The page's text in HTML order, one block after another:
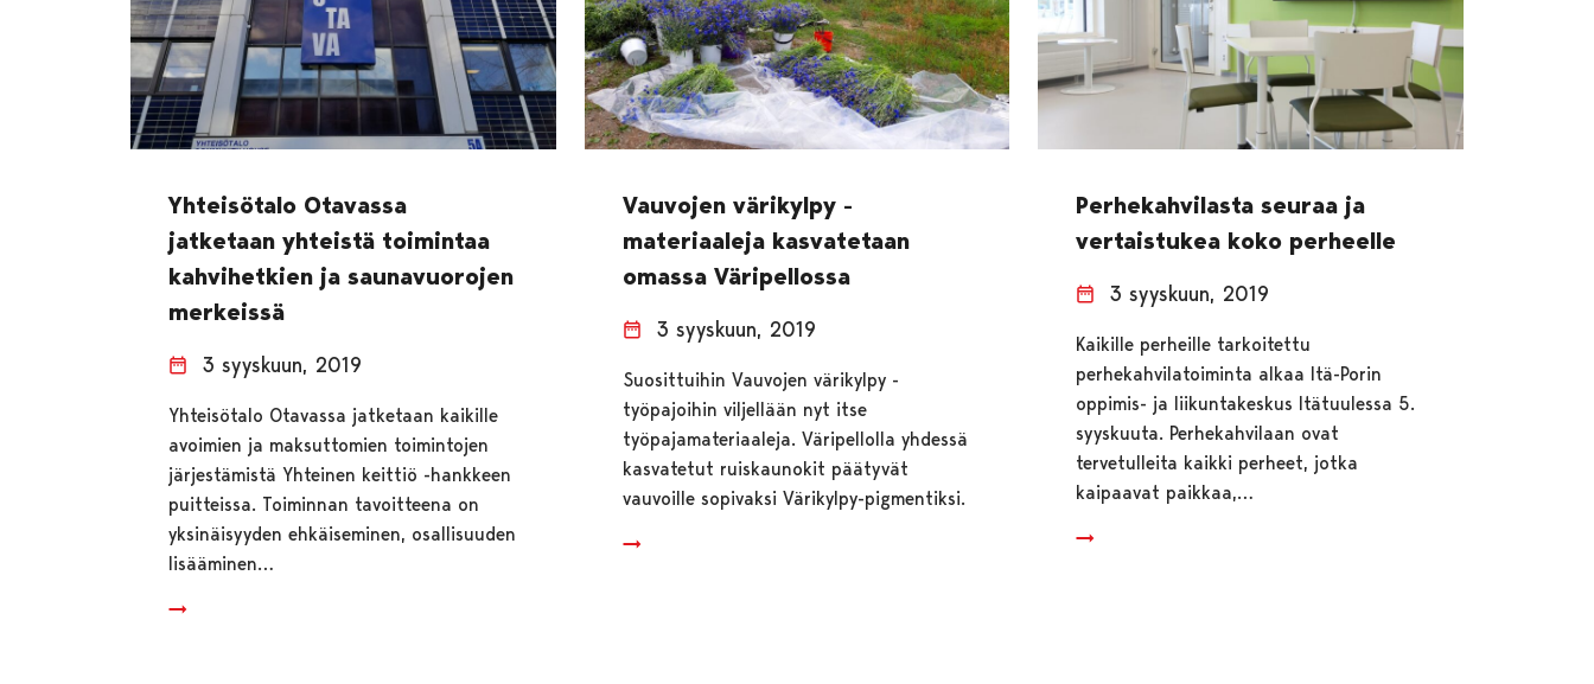
Yhteisötalo Otavassa
jatketaan yhteistä toimintaa
kahvihetkien ja saunavuorojen
merkeissä
3 syyskuun, 2019
Yhteisötalo Otavassa jatketaan kaikille
avoimien ja maksuttomien toimintojen
järjestämistä Yhteinen keittiö -hankkeen
puitteissa. Toiminnan tavoitteena on
yksinäisyyden ehkäiseminen, osallisuuden
lisääminen…
Vauvojen värikylpy -
materiaaleja kasvatetaan
omassa Väripellossa
3 syyskuun, 2019
Suosittuihin Vauvojen värikylpy -
työpajoihin viljellään nyt itse
työpajamateriaaleja. Väripellolla yhdessä
kasvatetut ruiskaunokit päätyvät
vauvoille sopivaksi Värikylpy-pigmentiksi.
Perhekahvilasta seuraa ja
vertaistukea koko perheelle
3 syyskuun, 2019
Kaikille perheille tarkoitettu
perhekahvilatoiminta alkaa Itä-Porin
oppimis- ja liikuntakeskus Itätuulessa 5.
syyskuuta. Perhekahvilaan ovat
tervetulleita kaikki perheet, jotka
kaipaavat paikkaa,…